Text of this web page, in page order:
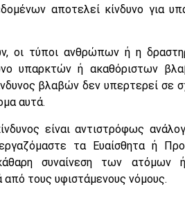
αποτελεί κίνδυνο για
οι τύποι ανθρώπων ή η
υπαρκτών ή ακαθόριστων
βλαβών δεν υπερτερεί σε
αυτά.
είναι αντιστρόφως
τα Ευαίσθητα ή
συναίνεση των ατόμων
από τους υφιστάμενους νόμους.